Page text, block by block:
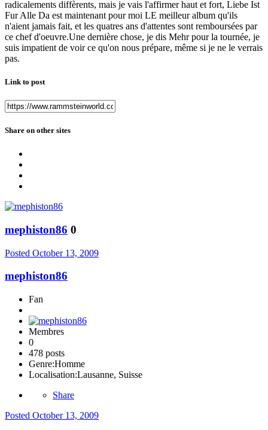
radicalements diffèrents, mais je vais l'affirmer haut et fort, Liebe Ist
Fur Alle Da est maintenant pour moi LE meilleur album qu'ils
n'aient jamais fait, et les quatres ans d'attentes sont remboursées par
ce chef d'oeuvre.Une dernière chose, je dis Mehr pour la tournée, je
suis impatient de voir ce qu'on nous prépare, même si je ne le verrais
pas.
Link to post
Share on other sites
mephiston86 0
Posted October 13, 2009
mephiston86
Fan
Membres
0
478 posts
Genre:Homme
Localisation:Lausanne, Suisse
Share
Posted October 13, 2009